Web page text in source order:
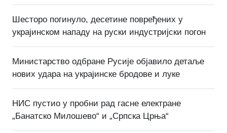
Шесторо погинуло, десетине повређених у
украјинском нападу на руски индустријски погон
Министарство одбране Русије објавило детаље
нових удара на украјинске бродове и луке
НИС пустио у пробни рад гасне електране
„Банатско Милошево“ и „Српска Црња“